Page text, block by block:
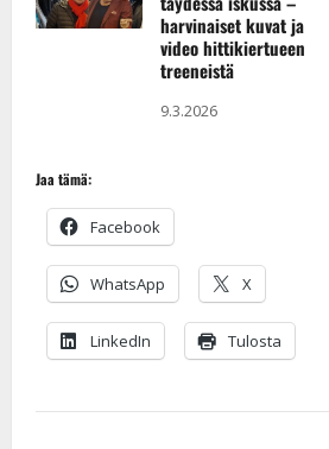
Hotelli Keurusselkä
17.10.2026–25.10.2026
02.11.2026–09.11.2026
Loma
harvinaiset kuvat ja
video hittikiertueen
treeneistä
9.3.2026
Jaa tämä:
Facebook
WhatsApp X
LinkedIn Tulosta